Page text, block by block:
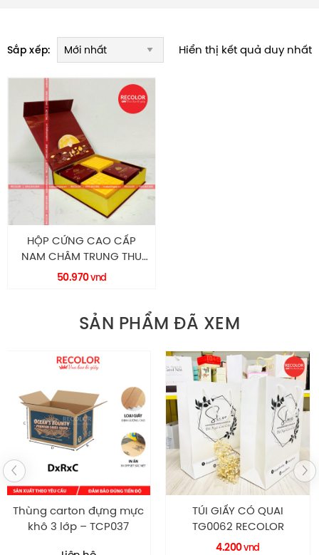
Hiển thị kết quả duy nhất
Sắp xếp:
HỘP CỨNG CAO CẤP
NAM CHÂM TRUNG THU
HC0099 RECOLOR
50.970vnd
SẢN PHẨM ĐÃ XEM
TÚI GIẤY CÓ QUAI
TG0062 RECOLOR
4.200
HỘP GIẤY MỀM RÚT CAO
CẤP HM0063 RECOLOR
2.400vnd